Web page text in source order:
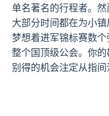
单名著名的行程者。
大部分时间都在为小
梦想着进军锦标赛数
整个国顶级公会。你
别得的机会注定从指